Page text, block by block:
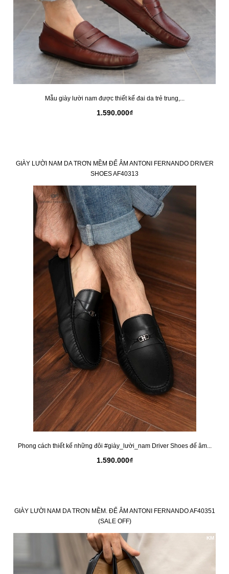
Mẫu giày lười nam được thiết kế đai da trẻ trung,...
1.590.000₫
GIÀY LƯỜI NAM DA TRƠN MỀM ĐẾ ÂM ANTONI FERNANDO DRIVER
SHOES AF40313
Phong cách thiết kế những đôi #giày_lười_nam Driver Shoes đế âm...
1.590.000₫
GIÀY LƯỜI NAM DA TRƠN MỀM. ĐẾ ÂM ANTONI FERNANDO AF40351
(SALE OFF)
KM